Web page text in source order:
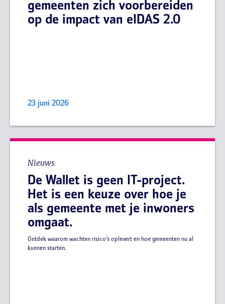
gemeenten zich voorbereiden
op de impact van eIDAS 2.0
23 juni 2026
Nieuws
De Wallet is geen IT-project.
Het is een keuze over hoe je
als gemeente met je inwoners
omgaat.
Ontdek waarom wachten risico’s oplevert en hoe gemeenten nu al
kunnen starten.